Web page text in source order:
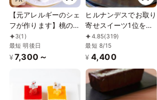
【元アレルギーのシェ
フが作ります】桃のシ
ョートケーキ4号
（12cm）アレルギー
対応ケーキ／ヴィーガ
3(1)
最短 明後日
¥ 7,300～
ヒルナンデスでお取り
寄せスイーツ1位を獲
得！誕生日に 熟成で
旨味成分約2倍！グル
テンフリーの「熟成バ
スクチーズケーキ」
誕生日プレゼント
4.85(319)
最短 8/15
¥ 4,400